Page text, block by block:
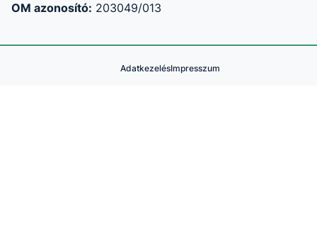
OM azonosító: 203049/013
AdatkezelésImpresszum